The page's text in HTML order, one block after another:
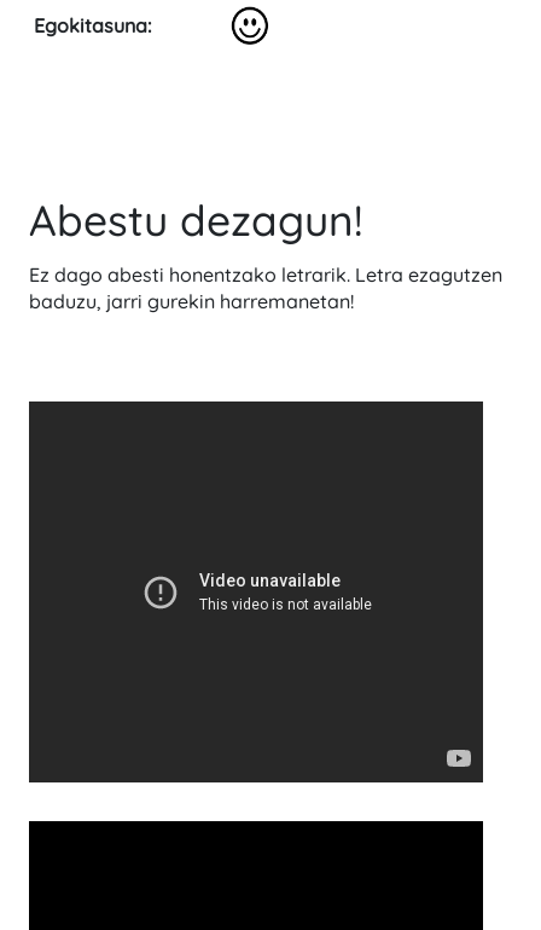
Egokitasuna:
Abestu dezagun!
Ez dago abesti honentzako letrarik. Letra ezagutzen
baduzu, jarri gurekin harremanetan!